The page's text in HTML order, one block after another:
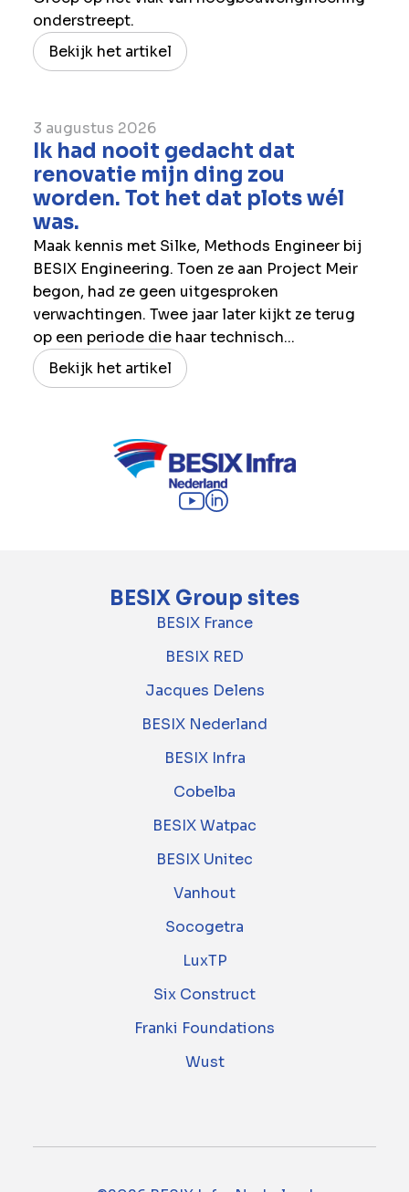
onderstreept.
Bekijk het artikel
3 augustus 2026
Ik had nooit gedacht dat
renovatie mijn ding zou
worden. Tot het dat plots wél
was.
Maak kennis met Silke, Methods Engineer bij
BESIX Engineering. Toen ze aan Project Meir
begon, had ze geen uitgesproken
verwachtingen. Twee jaar later kijkt ze terug
op een periode die haar technisch...
Bekijk het artikel
BESIX Group sites
BESIX France
BESIX RED
Jacques Delens
BESIX Nederland
BESIX Infra
Cobelba
BESIX Watpac
BESIX Unitec
Vanhout
Socogetra
LuxTP
Six Construct
Franki Foundations
Wust